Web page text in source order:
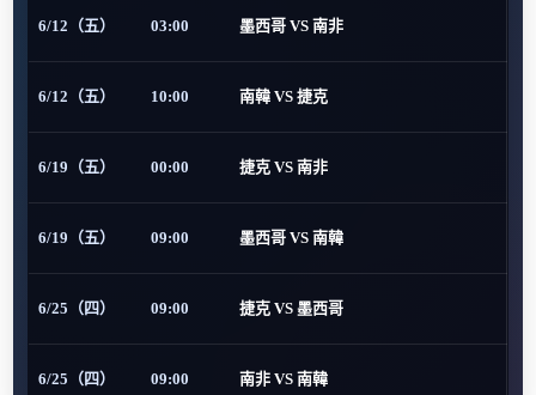
6/12（五） 03:00 墨西哥 VS 南非
6/12（五） 10:00 南韓 VS 捷克
6/19（五） 00:00 捷克 VS 南非
6/19（五） 09:00 墨西哥 VS 南韓
6/25（四） 09:00 捷克 VS 墨西哥
6/25（四） 09:00 南非 VS 南韓